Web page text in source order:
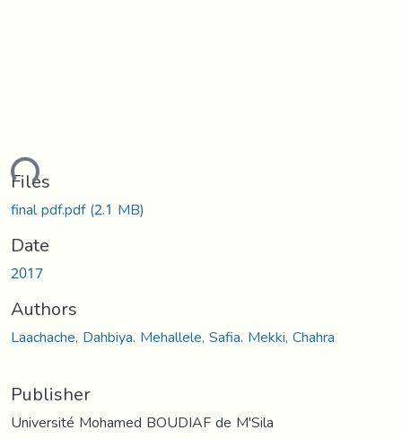
Files
final pdf.pdf(2.1 MB)
Date
2017
Authors
Laachache, Dahbiya. Mehallele, Safia. Mekki, Chahra
Publisher
Université Mohamed BOUDIAF de M'Sila